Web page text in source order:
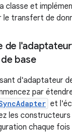
classe et
le transfert de
de
base
d'adaptateur
par
et
les
chaque